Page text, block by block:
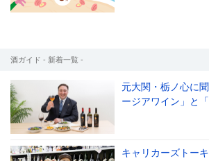
酒ガイド - 新着一覧 -
元大関・栃ノ心に
ージアワイン」と
キャリカーズトー